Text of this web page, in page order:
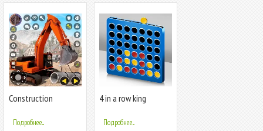
Construction
Подробнее...
4 in a row king
Подробнее...